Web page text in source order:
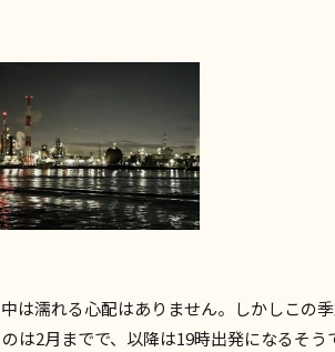
は濡れる心配はありません。しかしこの
は2月までで、以降は19時出発になるそう